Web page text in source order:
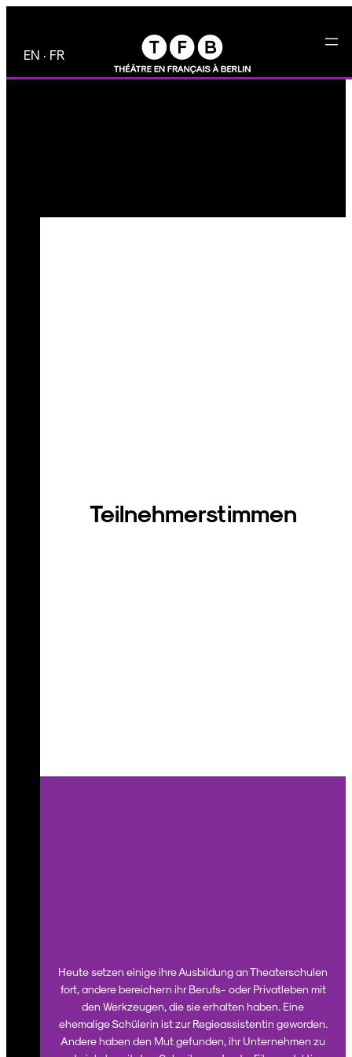
springen
EN · FR
Heute setzen einige ihre Ausbildung an Theaterschulen
fort, andere bereichern ihr Berufs- oder Privatleben mit
den Werkzeugen, die sie erhalten haben. Eine
ehemalige Schülerin ist zur Regieassistentin geworden.
Andere haben den Mut gefunden, ihr Unternehmen zu
Teilnehmerstimmen